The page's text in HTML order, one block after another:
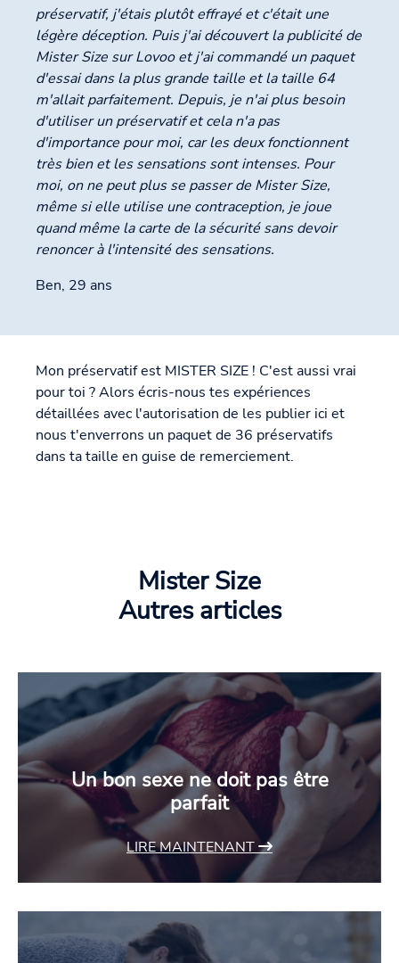
préservatif, j'étais plutôt effrayé et c'était une
légère déception. Puis j'ai découvert la publicité de
Mister Size sur Lovoo et j'ai commandé un paquet
d'essai dans la plus grande taille et la taille 64
m'allait parfaitement. Depuis, je n'ai plus besoin
d'utiliser un préservatif et cela n'a pas
d'importance pour moi, car les deux fonctionnent
très bien et les sensations sont intenses. Pour
moi, on ne peut plus se passer de Mister Size,
même si elle utilise une contraception, je joue
quand même la carte de la sécurité sans devoir
renoncer à l'intensité des sensations.
Ben, 29 ans
Mon préservatif est MISTER SIZE ! C'est aussi vrai
pour toi ? Alors écris-nous tes expériences
détaillées avec l'autorisation de les publier ici et
nous t'enverrons un paquet de 36 préservatifs
dans ta taille en guise de remerciement.
Mister Size
Autres articles
Un bon sexe ne doit pas être
parfait
LIRE MAINTENANT